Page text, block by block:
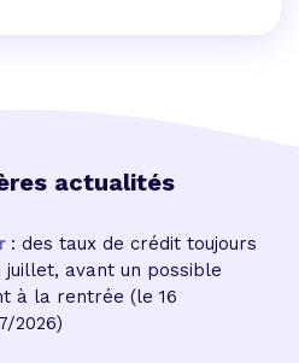
actualités
: des taux de crédit toujours
avant un possible
à la rentrée (le 16
2026)